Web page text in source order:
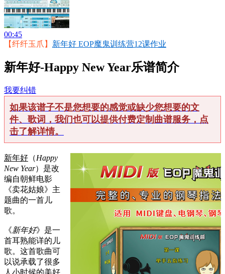
00:45
【纤纤玉爪】 新年好 EOP魔鬼训练营12课作业
新年好-Happy New Year乐谱简介
我要纠错
如果该谱子不是您想要的感觉或缺少您想要的文
件、歌词，我们也可以提供付费定制曲谱服务，点
击了解详情。
新年好 （Happy
New Year）是改
编自朝鲜电影
《卖花姑娘》主
题曲的一首儿
歌。
《新年好》是一
首耳熟能详的儿
歌。这首歌曲可
以说承载了很多